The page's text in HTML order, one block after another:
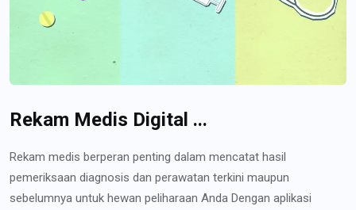
Rekam Medis Digital ...
Rekam medis berperan penting dalam mencatat hasil
pemeriksaan diagnosis dan perawatan terkini maupun
sebelumnya untuk hewan peliharaan Anda Dengan aplikasi